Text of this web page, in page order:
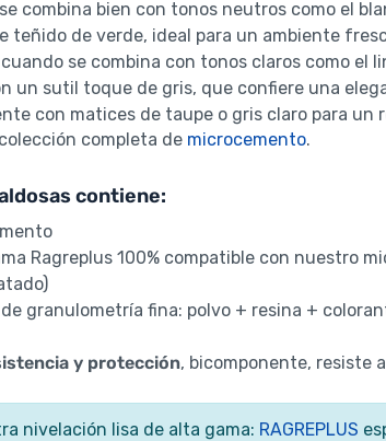
combina bien con tonos neutros como el
teñido de verde, ideal para un ambiente
se combina con tonos claros como el
un sutil toque de gris, que confiere una
con matices de taupe o gris claro para un
completa de microcemento.
contiene:
Ragreplus 100% compatible con nuestro
granulometría fina: polvo + resina +
y protección, bicomponente, resiste
nivelación lisa de alta gama: RAGREPLUS